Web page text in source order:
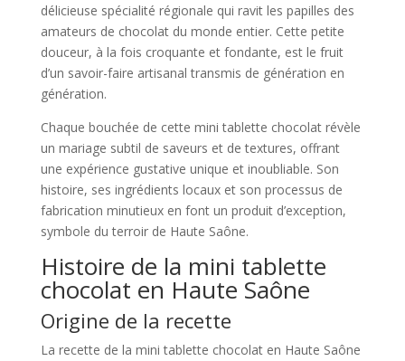
délicieuse spécialité régionale qui ravit les papilles des
amateurs de chocolat du monde entier. Cette petite
douceur, à la fois croquante et fondante, est le fruit
d’un savoir-faire artisanal transmis de génération en
génération.
Chaque bouchée de cette mini tablette chocolat révèle
un mariage subtil de saveurs et de textures, offrant
une expérience gustative unique et inoubliable. Son
histoire, ses ingrédients locaux et son processus de
fabrication minutieux en font un produit d’exception,
symbole du terroir de Haute Saône.
Histoire de la mini tablette
chocolat en Haute Saône
Origine de la recette
La recette de la mini tablette chocolat en Haute Saône